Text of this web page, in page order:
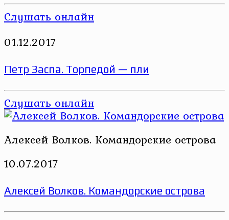
Слушать онлайн
01.12.2017
Петр Заспа. Торпедой — пли
Слушать онлайн
Алексей Волков. Командорские острова
10.07.2017
Алексей Волков. Командорские острова